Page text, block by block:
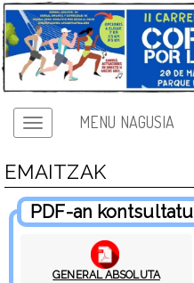
MENU NAGUSIA
EMAITZAK
PDF-an kontsultatu
GENERAL ABSOLUTA